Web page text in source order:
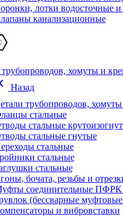
лотки водосточные
канализационные
трубопроводов, хомуты и
Назад
трубопроводов,
стальные
стальные
стальные гнутые
стальные
стальные
стальные
бочата, резьбы и
соединительные
(бессварные
и вибровставки